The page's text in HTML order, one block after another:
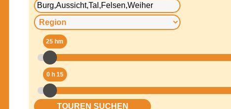
25 hm
0 h 15